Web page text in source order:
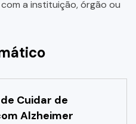
com a instituição, órgão ou
Cuidar de
Alzheimer